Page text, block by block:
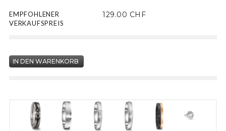
EMPFOHLENER
VERKAUFSPREIS
129.00 CHF